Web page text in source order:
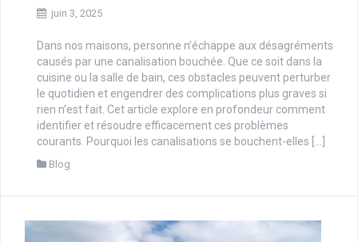
juin 3, 2025
Dans nos maisons, personne n’échappe aux désagréments
causés par une canalisation bouchée. Que ce soit dans la
cuisine ou la salle de bain, ces obstacles peuvent perturber
le quotidien et engendrer des complications plus graves si
rien n’est fait. Cet article explore en profondeur comment
identifier et résoudre efficacement ces problèmes
courants. Pourquoi les canalisations se bouchent-elles […]
Blog